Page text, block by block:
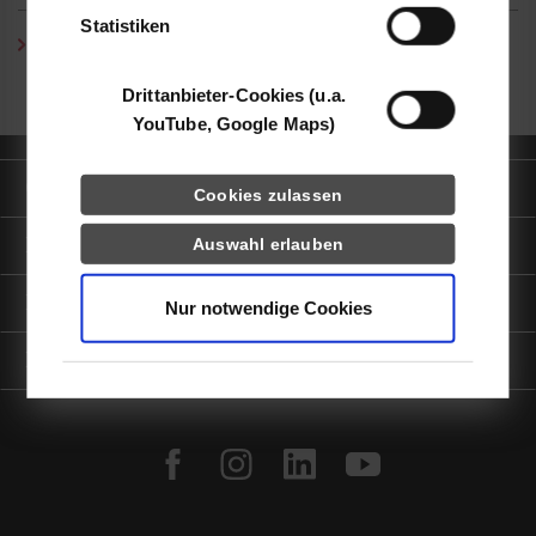
Statistiken
Drittanbieter-Cookies (u.a.
YouTube, Google Maps)
Cookies zulassen
Auswahl erlauben
Nur notwendige Cookies
0711/1849-4714/ E-Mail:
Informationen für
Kontaktinfo
facebookinstagramlinkedinyoutube